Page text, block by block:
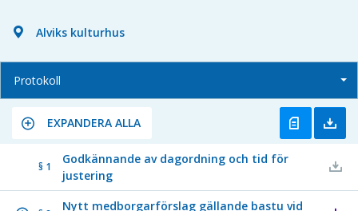
Alviks kulturhus
Protokoll
EXPANDERA ALLA
§ 1
Godkännande av dagordning och tid för
justering
Nytt medborgarförslag gällande bastu vid